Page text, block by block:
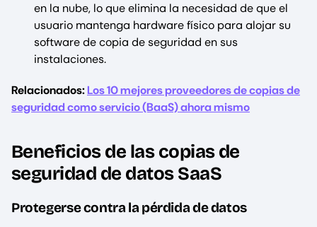
en la nube, lo que elimina la necesidad de que el
usuario mantenga hardware físico para alojar su
software de copia de seguridad en sus
instalaciones.
Relacionados:Los 10 mejores proveedores de copias de
seguridad como servicio (BaaS) ahora mismo
Beneficios de las copias de
seguridad de datos SaaS
Protegerse contra la pérdida de datos